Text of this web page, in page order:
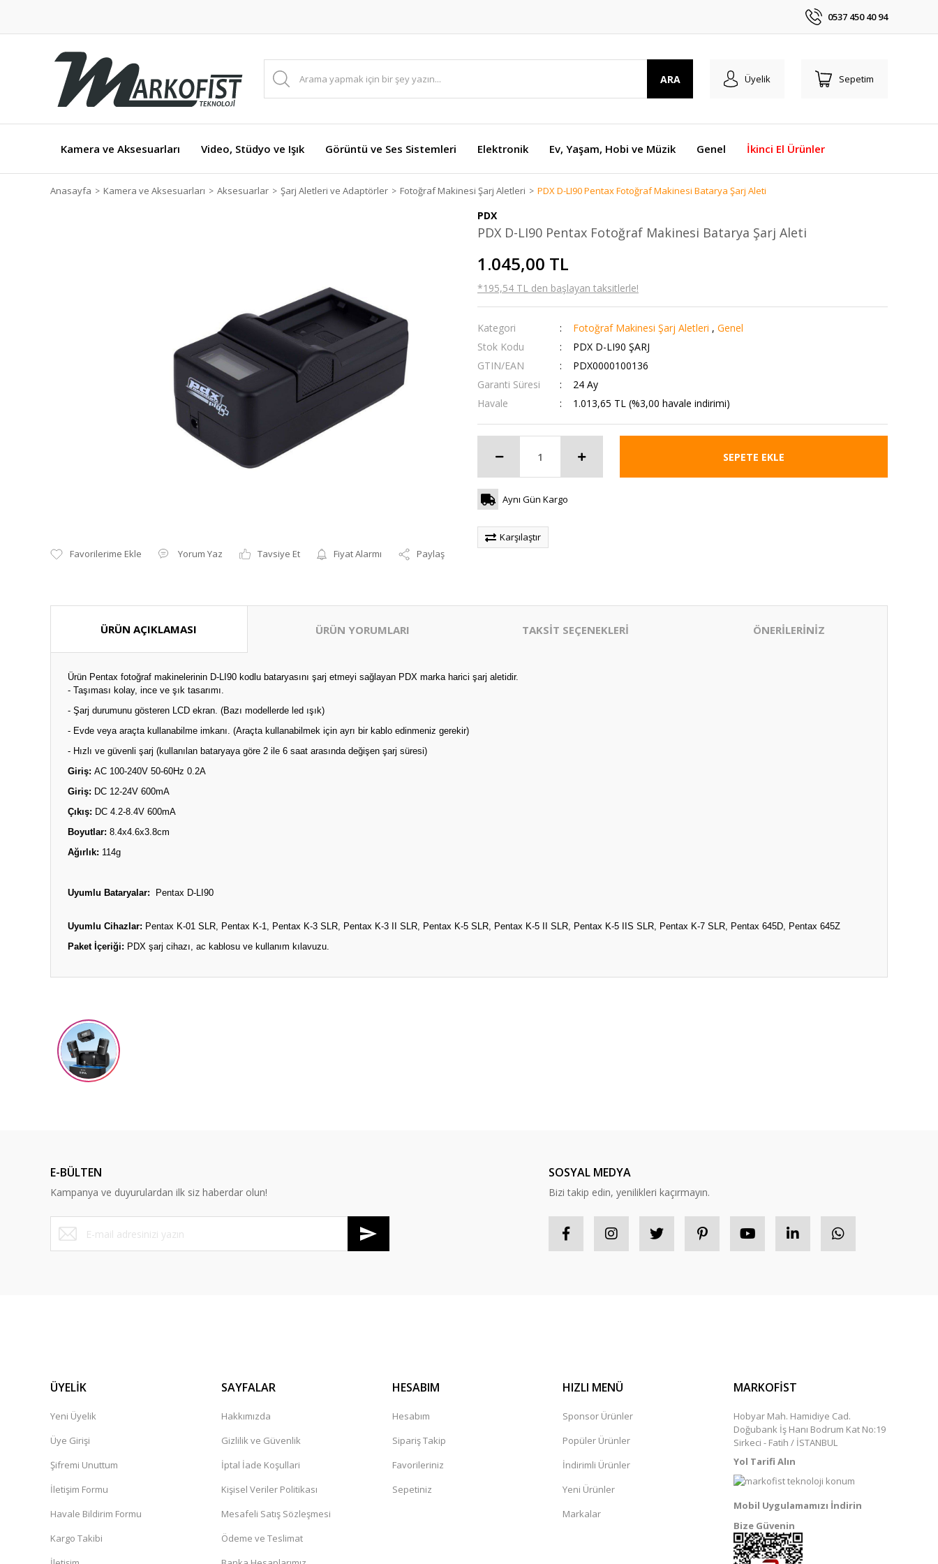
0537 450 40 94
ARA Üyelik Sepetim
Kamera ve Aksesuarları Video, Stüdyo ve Işık Görüntü ve Ses Sistemleri Elektronik Ev, Yaşam, Hobi ve Müzik Genel İkinci El Ürünler
Anasayfa Kamera ve Aksesuarları Aksesuarlar Şarj Aletleri ve Adaptörler Fotoğraf Makinesi Şarj Aletleri PDX D-LI90 Pentax Fotoğraf Makinesi Batarya Şarj Aleti
Yorum Yaz Tavsiye Et Fiyat Alarmı Paylaş
PDX
PDX D-LI90 Pentax Fotoğraf Makinesi Batarya Şarj Aleti
1.045,00 TL
*195,54 TL den başlayan taksitlerle!
Kategori Fotoğraf Makinesi Şarj Aletleri , Genel
Stok Kodu
PDX D-LI90 ŞARJ
GTIN/EAN
PDX0000100136
Garanti Süresi
24 Ay
Havale
1.013,65 TL (%3,00 havale indirimi)
SEPETE EKLE
Aynı Gün Kargo
Karşılaştır
ÜRÜN AÇIKLAMASI ÜRÜN YORUMLARI TAKSİT SEÇENEKLERİ ÖNERİLERİNİZ
Ürün Pentax fotoğraf makinelerinin D-LI90 kodlu bataryasını şarj etmeyi sağlayan PDX marka harici şarj aletidir.
- Taşıması kolay, ince ve şık tasarımı.
- Şarj durumunu gösteren LCD ekran. (Bazı modellerde led ışık)
- Evde veya araçta kullanabilme imkanı. (Araçta kullanabilmek için ayrı bir kablo edinmeniz gerekir)
- Hızlı ve güvenli şarj (kullanılan bataryaya göre 2 ile 6 saat arasında değişen şarj süresi)
Giriş: AC 100-240V 50-60Hz 0.2A
Giriş: DC 12-24V 600mA
Çıkış: DC 4.2-8.4V 600mA
Boyutlar: 8.4x4.6x3.8cm
Ağırlık: 114g
Uyumlu Bataryalar: Pentax D-LI90
Uyumlu Cihazlar: Pentax K-01 SLR, Pentax K-1, Pentax K-3 SLR, Pentax K-3 II SLR, Pentax K-5 SLR, Pentax K-5 II SLR, Pentax K-5 IIS SLR, Pentax K-7 SLR, Pentax 645D, Pentax 645Z
Paket İçeriği: PDX şarj cihazı, ac kablosu ve kullanım kılavuzu.
Ürün resmi kalitesiz, bozuk veya görüntülenemiyor.
Ürün açıklamasında eksik bilgiler bulunuyor.
E-BÜLTEN
Kampanya ve duyurulardan ilk siz haberdar olun!
SOSYAL MEDYA
Bizi takip edin, yenilikleri kaçırmayın.
ÜYELİK
Yeni Üyelik
Üye Girişi
Şifremi Unuttum
İletişim Formu
Havale Bildirim Formu
Kargo Takibi
SAYFALAR
Hakkımızda
Gizlilik ve Güvenlik
İptal İade Koşullari
Kişisel Veriler Politikası
Mesafeli Satış Sözleşmesi
Ödeme ve Teslimat
HESABIM
Hesabım
Sipariş Takip
Favorileriniz
Sepetiniz
HIZLI MENÜ
Sponsor Ürünler
Popüler Ürünler
İndirimli Ürünler
Yeni Ürünler
Markalar
MARKOFİST
Hobyar Mah. Hamidiye Cad.
Doğubank İş Hanı Bodrum Kat No:19
Sirkeci - Fatih / İSTANBUL
Yol Tarifi Alın
Mobil Uygulamamızı İndirin
Bize Güvenin